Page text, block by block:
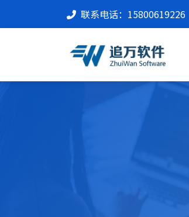
联系电话：15800619226